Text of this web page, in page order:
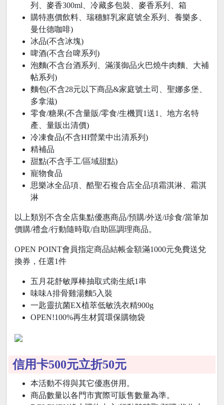
列、麥香300ml、冷藏多包裝、麥香系列、箱
購特惠價飲料、瑞穗鮮乳家庭號全系列、養樂多、
曼仕德咖啡)
冰品(不含冰塊)
啤酒(不含台啤系列)
泡麵(不含台酒系列、滿漢御品火巴燒牛肉麵、大補
帖系列)
麵包(不含28元以下商品&家庭號土司、聖娜多堡、
多拿滋)
零食/糖果(不含量販/零食/生機買1送1、地方名特
產、量販出清價)
冷凍食品(不含HI營業中出清系列)
精補品
甜點(不含手工/區域甜點)
寵物食品
思樂冰全品項、酷聖石複合店全品項霜淇淋、霜淇
淋
以上類別不含全店集點優惠商品/預購/外送/i珍食/當筆加
價購/禮盒/行動隨時取/自助區調理商品。
OPEN POINT會員指定商品結帳金額滿1000元免費送兌
換券，任選1件
五月花舒敏厚棒抽取式衛生紙1串
味味A排骨雞湯麵5入裝
一匙靈抗菌EX植萃低敏洗衣精900g
OPEN!100%再生材質環保購物袋
信用卡500元立折50元
本活動不得與其它優惠併用。
商品數量以各門市實際可販售數量為準。